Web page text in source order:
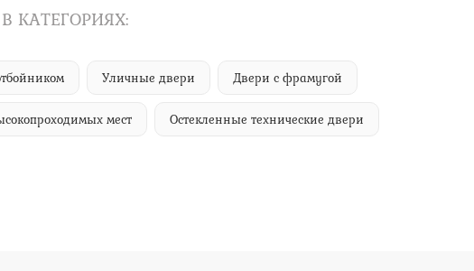
КАТЕГОРИЯХ:
Уличные двери Двери с фрамугой
мест Остекленные технические двери